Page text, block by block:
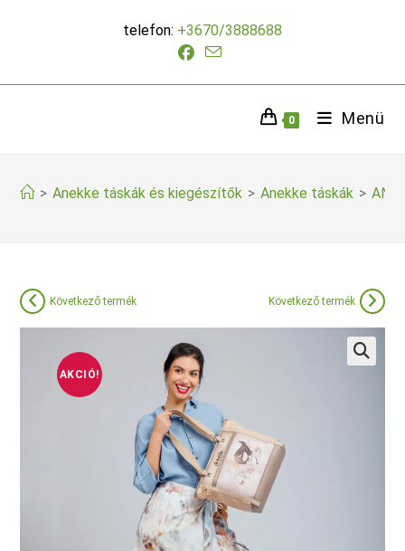
telefon: +3670/3888688
0 Menü
> Anekke táskák és kiegészítők > Anekke táskák >
AKCIÓ!
Következő termék Következő termék